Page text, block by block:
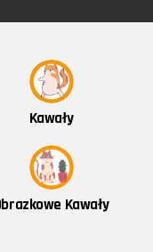
Kawały
Kawały